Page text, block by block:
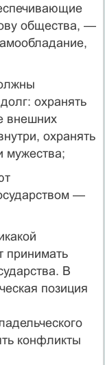
общества, —
охранять
внешних
охранять
мужества;
—
принимать
В
позиция
конфликты